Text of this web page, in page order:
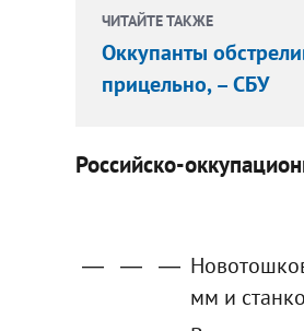
ЧИТАЙТЕ ТАКЖЕ
Оккупанты
прицельно, – СБУ
Российско-
мм и